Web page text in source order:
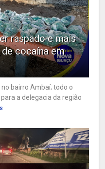
raspado e mais
cocaína em
bairro Ambaí; todo o
a delegacia da região